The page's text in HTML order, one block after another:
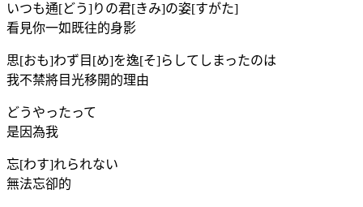
いつも通[どう]りの君[きみ]の姿[すがた]
看見你一如既往的身影
思[おも]わず目[め]を逸[そ]らしてしまったのは
我不禁將目光移開的理由
どうやったって
是因為我
忘[わす]れられない
無法忘卻的